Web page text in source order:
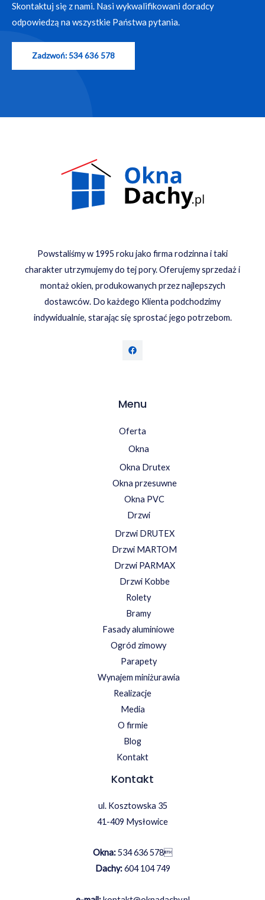
Skontaktuj się z nami. Nasi wykwalifikowani doradcy
odpowiedzą na wszystkie Państwa pytania.
Zadzwoń: 534 636 578
Powstaliśmy w 1995 roku jako firma rodzinna i taki
charakter utrzymujemy do tej pory. Oferujemy sprzedaż i
montaż okien, produkowanych przez najlepszych
dostawców. Do każdego Klienta podchodzimy
indywidualnie, starając się sprostać jego potrzebom.
Menu
Oferta
Okna
Okna Drutex
Okna przesuwne
Okna PVC
Drzwi
Drzwi DRUTEX
Drzwi MARTOM
Drzwi PARMAX
Drzwi Kobbe
Rolety
Bramy
Fasady aluminiowe
Ogród zimowy
Parapety
Wynajem miniżurawia
Realizacje
Media
O firmie
Blog
Kontakt
Kontakt
ul. Kosztowska 35
41-409 Mysłowice
Okna: 534 636 578
Dachy: 604 104 749